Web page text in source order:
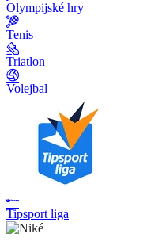
Olympijské hry
Tenis
Triatlon
Volejbal
Tipsport liga